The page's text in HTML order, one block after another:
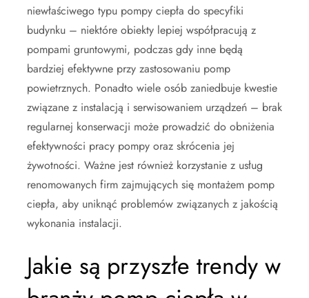
niewłaściwego typu pompy ciepła do specyfiki
budynku – niektóre obiekty lepiej współpracują z
pompami gruntowymi, podczas gdy inne będą
bardziej efektywne przy zastosowaniu pomp
powietrznych. Ponadto wiele osób zaniedbuje kwestie
związane z instalacją i serwisowaniem urządzeń – brak
regularnej konserwacji może prowadzić do obniżenia
efektywności pracy pompy oraz skrócenia jej
żywotności. Ważne jest również korzystanie z usług
renomowanych firm zajmujących się montażem pomp
ciepła, aby uniknąć problemów związanych z jakością
wykonania instalacji.
Jakie są przyszłe trendy w